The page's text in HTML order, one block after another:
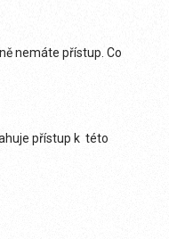
nemáte přístup. Co
přístup k této